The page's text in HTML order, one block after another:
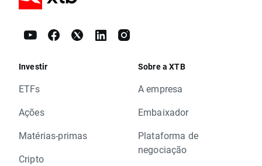
Investir
ETFs
Ações
Matérias-primas
Cripto
Sobre a XTB
A empresa
Embaixador
Plataforma de
negociação